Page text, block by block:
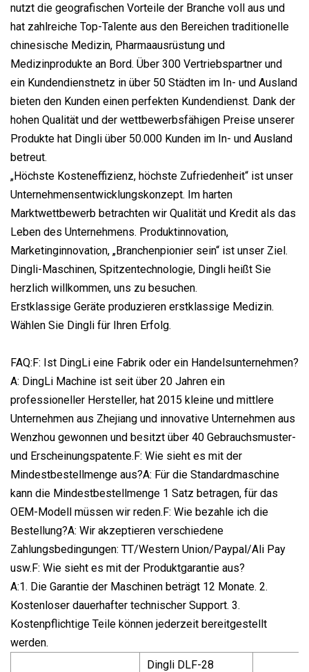
nutzt die geografischen Vorteile der Branche voll aus und
hat zahlreiche Top-Talente aus den Bereichen traditionelle
chinesische Medizin, Pharmaausrüstung und
Medizinprodukte an Bord. Über 300 Vertriebspartner und
ein Kundendienstnetz in über 50 Städten im In- und Ausland
bieten den Kunden einen perfekten Kundendienst. Dank der
hohen Qualität und der wettbewerbsfähigen Preise unserer
Produkte hat Dingli über 50.000 Kunden im In- und Ausland
betreut.
„Höchste Kosteneffizienz, höchste Zufriedenheit“ ist unser
Unternehmensentwicklungskonzept. Im harten
Marktwettbewerb betrachten wir Qualität und Kredit als das
Leben des Unternehmens. Produktinnovation,
Marketinginnovation, „Branchenpionier sein“ ist unser Ziel.
Dingli-Maschinen, Spitzentechnologie, Dingli heißt Sie
herzlich willkommen, uns zu besuchen.
Erstklassige Geräte produzieren erstklassige Medizin.
Wählen Sie Dingli für Ihren Erfolg.
FAQ:F: Ist DingLi eine Fabrik oder ein Handelsunternehmen?
A: DingLi Machine ist seit über 20 Jahren ein
professioneller Hersteller, hat 2015 kleine und mittlere
Unternehmen aus Zhejiang und innovative Unternehmen aus
Wenzhou gewonnen und besitzt über 40 Gebrauchsmuster-
und Erscheinungspatente.F: Wie sieht es mit der
Mindestbestellmenge aus?A: Für die Standardmaschine
kann die Mindestbestellmenge 1 Satz betragen, für das
OEM-Modell müssen wir reden.F: Wie bezahle ich die
Bestellung?A: Wir akzeptieren verschiedene
Zahlungsbedingungen: TT/Western Union/Paypal/Ali Pay
usw.F: Wie sieht es mit der Produktgarantie aus?
A:1. Die Garantie der Maschinen beträgt 12 Monate. 2.
Kostenloser dauerhafter technischer Support. 3.
Kostenpflichtige Teile können jederzeit bereitgestellt
werden.
Dingli DLF-28